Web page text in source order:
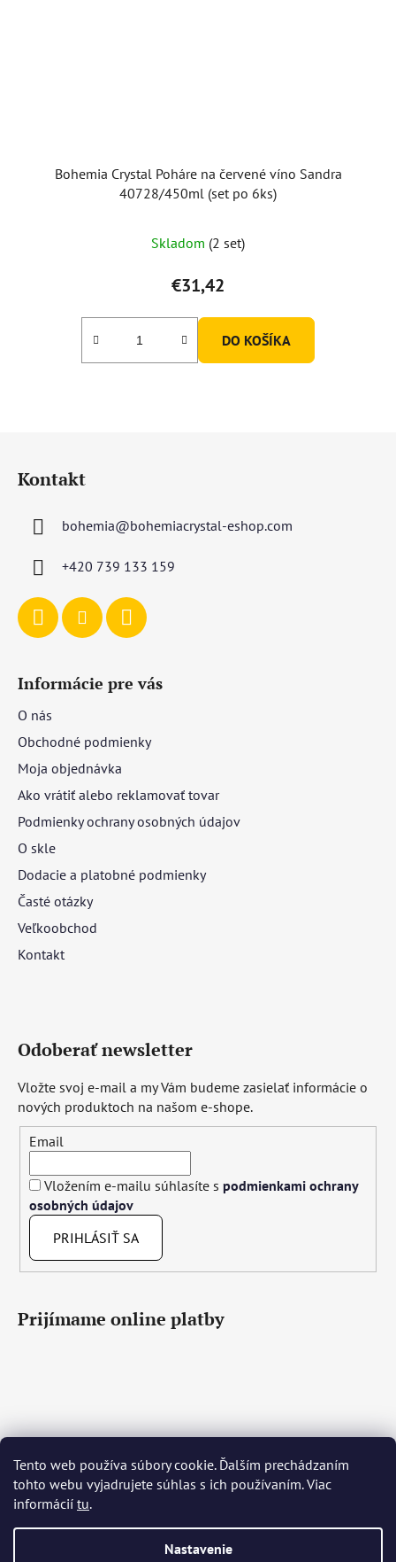
Tento web používa súbory cookie. Ďalším prechádzaním
tohto webu vyjadrujete súhlas s ich používaním. Viac
informácií tu.
Nastavenie
Bohemia Crystal Poháre na červené víno Sandra
40728/450ml (set po 6ks)
hodnotenie
produktu
je
5,0
Skladom (2 set)
€31,42
DO KOŠÍKA
Kontakt
bohemia@bohemiacrystal-eshop.com
+420 739 133 159
Informácie pre vás
O nás
Obchodné podmienky
Moja objednávka
Ako vrátiť alebo reklamovať tovar
Podmienky ochrany osobných údajov
O skle
Dodacie a platobné podmienky
Časté otázky
Veľkoobchod
Kontakt
Odoberať newsletter
Vložte svoj e-mail a my Vám budeme zasielať informácie o
nových produktoch na našom e-shope.
Email
Vložením e-mailu súhlasíte s podmienkami ochrany
osobných údajov
PRIHLÁSIŤ SA
Prijímame online platby
Čeština Slovenčina English Deutsch Magyar
Język polski Română Italiano Español Français
Português
Nederlands Українська Ελληνικά Svenska Dansk